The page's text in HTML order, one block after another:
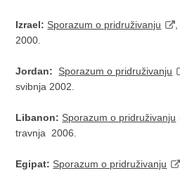
Izrael: Sporazum o pridruživanju
2000.
Jordan: Sporazum o pridruživanju
svibnja 2002.
Libanon: Sporazum o pridruživanju
travnja 2006.
Egipat: Sporazum o pridruživanju